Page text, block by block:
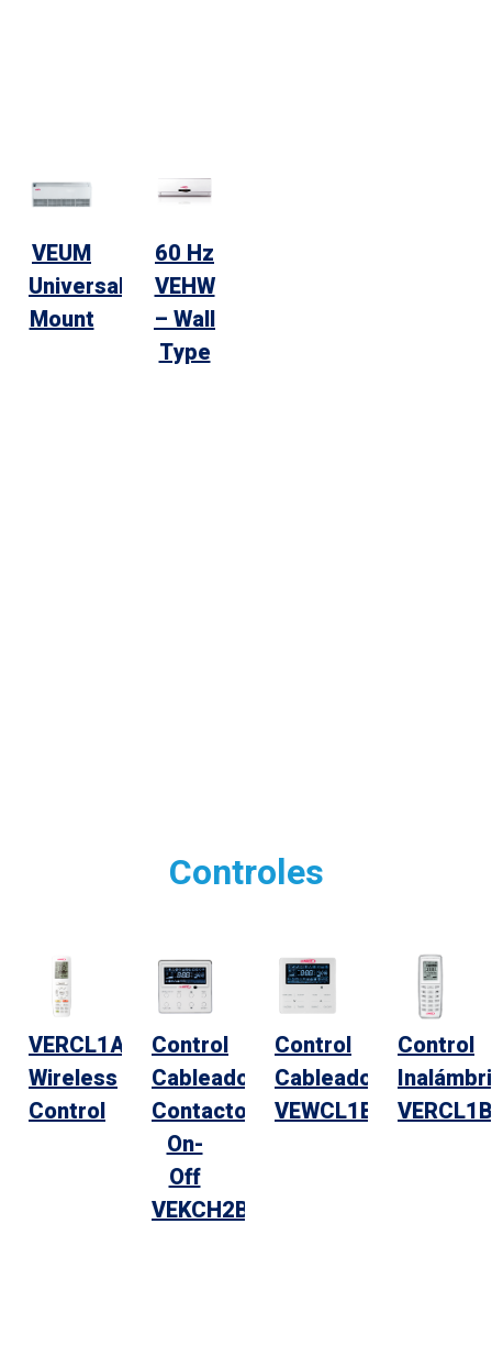
VEUM
Universal
Mount
60 Hz
VEHW
– Wall
Type
Controles
VERCL1A
Wireless
Control
Control
Cableado
Contacto
On-
Off
VEKCH2B
Control
Cableado
VEWCL1B
Control
VERCL1B